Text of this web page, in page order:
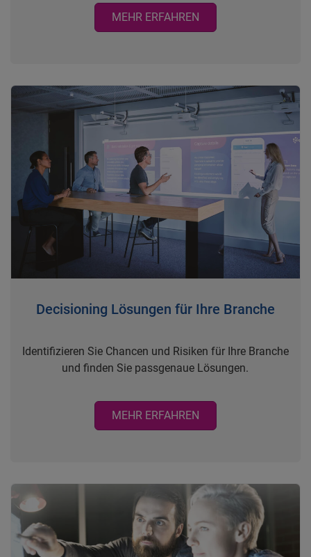
MEHR ERFAHREN
Decisioning Lösungen für Ihre Branche
Identifizieren Sie Chancen und Risiken für Ihre Branche
und finden Sie passgenaue Lösungen.
MEHR ERFAHREN